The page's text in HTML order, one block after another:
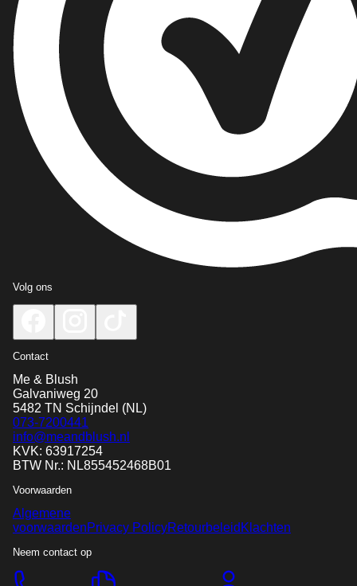
Volg ons
Contact
Me & Blush
Galvaniweg 20
5482 TN Schijndel (NL)
073-7200441
info@meandblush.nl
KVK: 63917254
BTW Nr.: NL855452468B01
Voorwaarden
Algemene
voorwaardenPrivacy PolicyRetourbeleid Klachten
Neem contact op